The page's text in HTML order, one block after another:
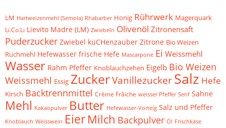
LM Hartweizenmehl (Semola) Rhabarber Honig Rührwerk Magerquark
Li.Co.Li Lievito Madre (LM) Zwiebeln Olivenöl Zitronensaft
Puderzucker Zwiebel küCHenzauber Zitrone Bio Weizen
Ruchmehl Hefewasser frische Hefe Mascarpone Ei Weissmehl
Wasser Rahm Pfeffer Knoblauchzehen Eigelb Bio Weizen
Weissmehl Essig ZuckerVanillezuckerSalz Hefe
Kirsch Backtrennmittel Crème Frâiche weisser Pfeffer Senf Sahne
Mehl Kakaopulver Butter Hefewasser-Vorteig Salz und Pfeffer
Knoblauch Weisswein Eier Milch Backpulver Öl Frischkäse